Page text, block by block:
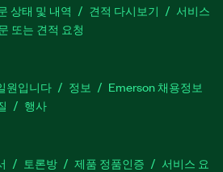
상태 및 내역 견적 다시보기
서비스
또는 견적 요청
원입니다 정보
Emerson 채용정보
행사
토론방 제품 정품인증
서비스 요